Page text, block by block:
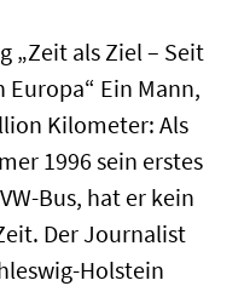
„Zeit als Ziel – Seit
Ein Mann,
Kilometer: Als
1996 sein erstes
Bus, hat er kein
Der Journalist
Holstein